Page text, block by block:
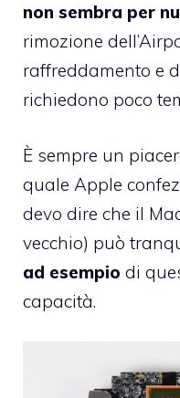
non sembra per
rimozione
raffreddamento e
richiedono poco
È sempre un
quale Apple
devo dire che il
vecchio) può
ad esempio di
capacità.